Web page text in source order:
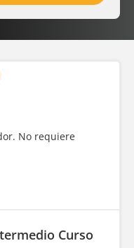
No requiere
Curso